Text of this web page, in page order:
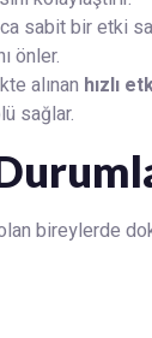
sabit bir etki
önler.
alınan hızlı
sağlar.
bireylerde